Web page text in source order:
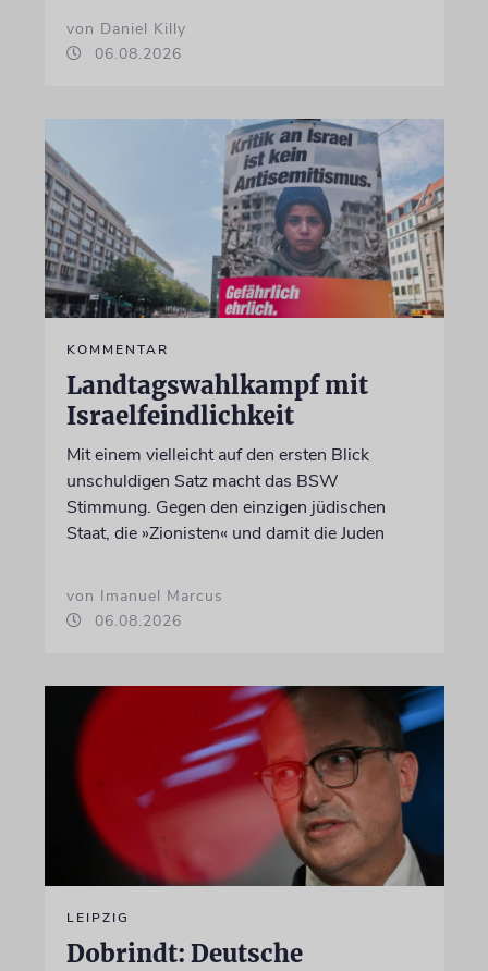
von Daniel Killy
06.08.2026
KOMMENTAR
Landtagswahlkampf mit
Israelfeindlichkeit
Mit einem vielleicht auf den ersten Blick
unschuldigen Satz macht das BSW
Stimmung. Gegen den einzigen jüdischen
Staat, die »Zionisten« und damit die Juden
von Imanuel Marcus
06.08.2026
LEIPZIG
Dobrindt: Deutsche